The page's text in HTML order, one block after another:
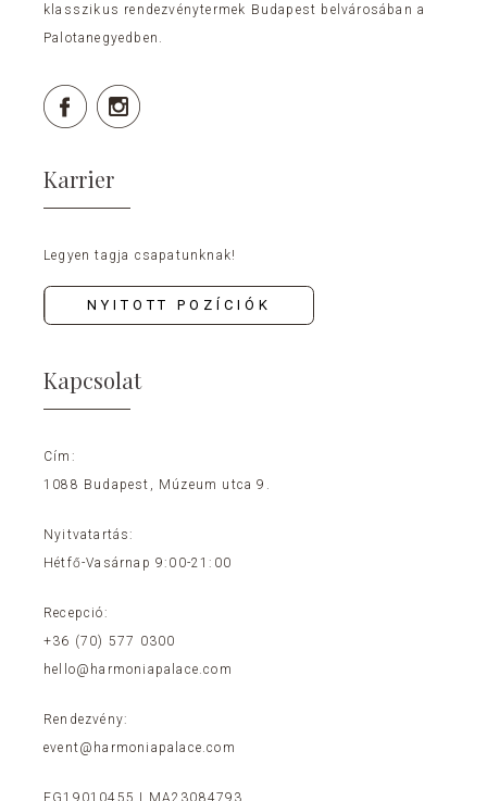
klasszikus rendezvénytermek Budapest belvárosában a
Palotanegyedben.
Karrier
Legyen tagja csapatunknak!
NYITOTT POZÍCIÓK
Kapcsolat
Cím:
1088 Budapest, Múzeum utca 9.
Nyitvatartás:
Hétfő-Vasárnap 9:00-21:00
Recepció:
+36 (70) 577 0300
hello@harmoniapalace.com
Rendezvény:
event@harmoniapalace.com
EG19010455 | MA23084793